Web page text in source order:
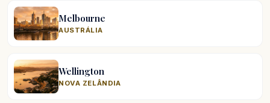
Melbourne
AUSTRÁLIA
Wellington
NOVA ZELÂNDIA